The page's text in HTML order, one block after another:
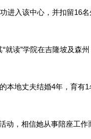
入该中心，并扣留16名
读”学院在吉隆坡及森州
地丈夫结婚4年，育有1
，相信她从事陪座工作